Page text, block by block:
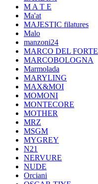
M A T E
Ma'at
MAJESTIC filatures
Malo
manzoni24
MARCO DEL FORTE
MARCOBOLOGNA
Marmolada
MARYLING
MAX&MOI
MOMONI
MONTECORE
MOTHER
MRZ
MSGM
MYGREY
N21
NERVURE
NUDE
Orciani